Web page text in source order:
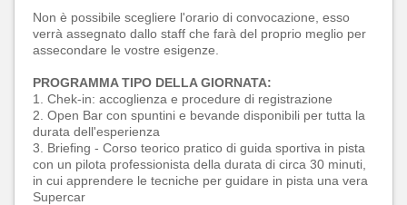
Non è possibile scegliere l'orario di convocazione, esso
verrà assegnato dallo staff che farà del proprio meglio per
assecondare le vostre esigenze.
PROGRAMMA TIPO DELLA GIORNATA:
1. Chek-in: accoglienza e procedure di registrazione
2. Open Bar con spuntini e bevande disponibili per tutta la
durata dell'esperienza
3. Briefing - Corso teorico pratico di guida sportiva in pista
con un pilota professionista della durata di circa 30 minuti,
in cui apprendere le tecniche per guidare in pista una vera
Supercar